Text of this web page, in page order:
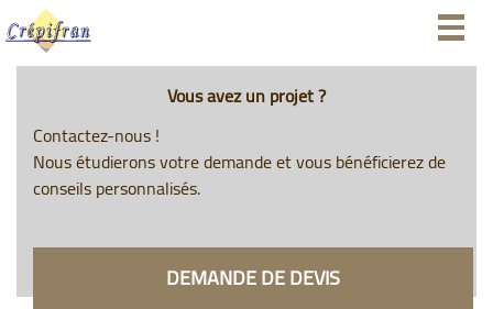
Vous avez un projet ?
Contactez-nous !
Nous étudierons votre demande et vous bénéficierez de
conseils personnalisés.
DEMANDE DE DEVIS